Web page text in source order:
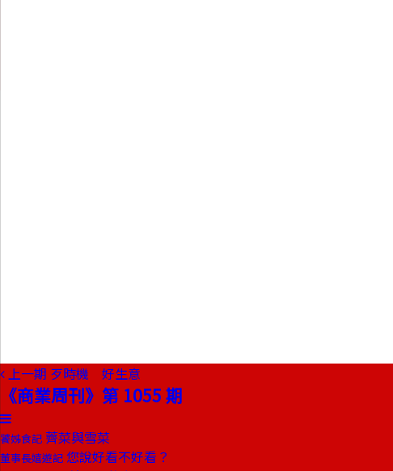
上一期 歹時機 好生意
《商業周刊》第 1055 期
饕姊食記 薺菜與雪菜
董事長嬉遊記 您說好看不好看？